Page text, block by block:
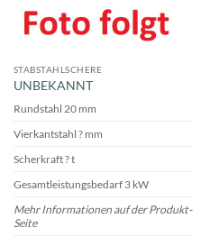
STABSTAHLSCHERE
UNBEKANNT
Rundstahl 20 mm
Vierkantstahl ? mm
Scherkraft ? t
Gesamtleistungsbedarf 3 kW
Mehr Informationen auf der Produkt-
Seite